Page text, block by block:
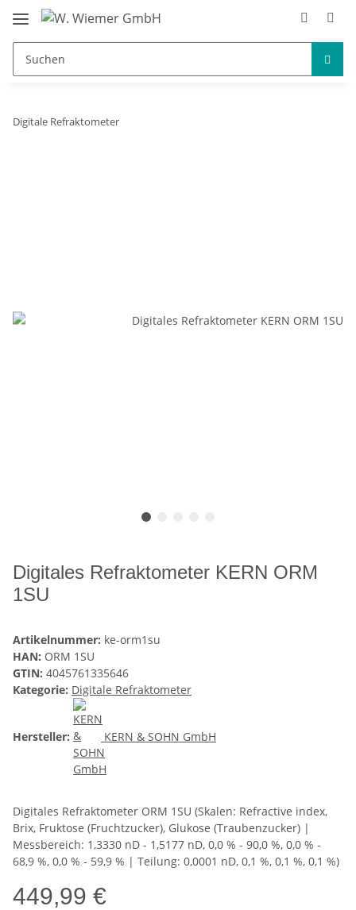
Digitale Refraktometer
Digitales Refraktometer KERN ORM
1SU
Artikelnummer: ke-orm1su
HAN: ORM 1SU
GTIN: 4045761335646
Kategorie: Digitale Refraktometer
Hersteller: KERN & SOHN GmbH
Digitales Refraktometer ORM 1SU (Skalen: Refractive index,
Brix, Fruktose (Fruchtzucker), Glukose (Traubenzucker) |
Messbereich: 1,3330 nD - 1,5177 nD, 0,0 % - 90,0 %, 0,0 % -
68,9 %, 0,0 % - 59,9 % | Teilung: 0,0001 nD, 0,1 %, 0,1 %, 0,1 %)
449,99 €